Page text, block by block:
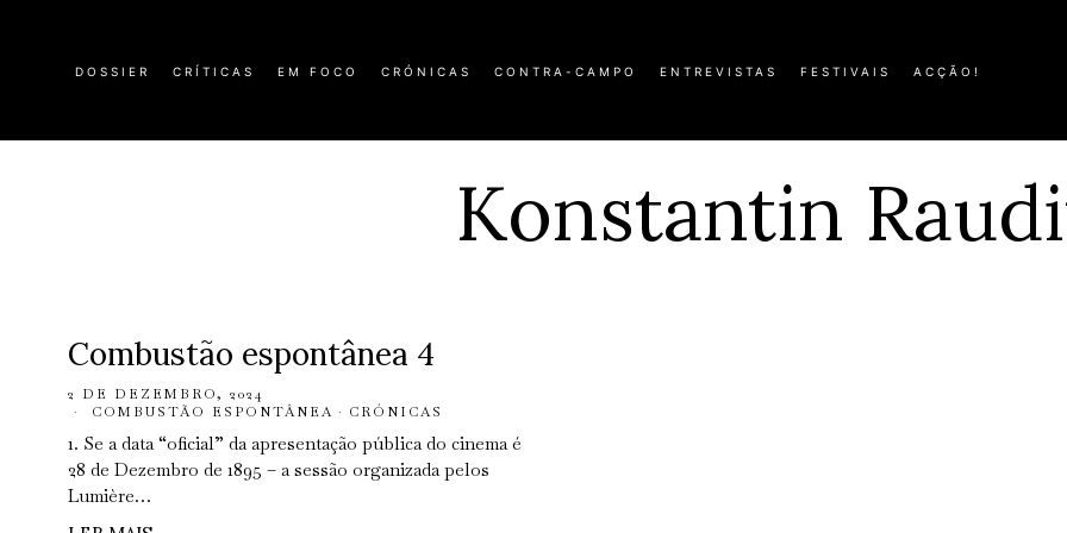
DOSSIER CRÍTICAS EM FOCO CRÓNICAS CONTRA-CAMPO ENTREVISTAS FESTIVAIS ACÇÃO!
Konstantin
Combustão espontânea 4
2 DE DEZEMBRO, 2024
COMBUSTÃO ESPONTÂNEA · CRÓNICAS
1. Se a data “oficial” da apresentação pública do cinema é
28 de Dezembro de 1895 – a sessão organizada pelos
Lumière…